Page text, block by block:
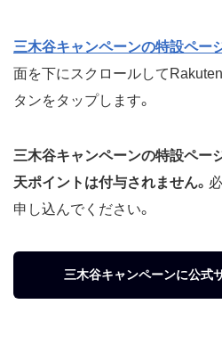
三木谷キャンペーンの特設ペー
面を下にスクロールして
タンをタップします。
三木谷キャンペーンの特設ペー
天ポイントは付与されません。
申し込んでください。
三木谷キャンペーンに公式